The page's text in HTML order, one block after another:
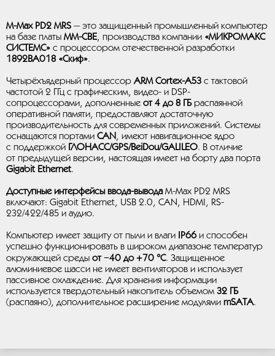
M-Max PD2 MRS — это защищенный промышленный компьютер
на базе платы MM-CBE, производства компании «МИКРОМАКС
СИСТЕМС» с процессором отечественной разработки
1892ВА018 «Скиф».
Четырёхъядерный процессорARM Cortex-A53 с тактовой
частотой 2 ГГц с графическим, видео- и DSP-
сопроцессорами, дополненные от 4 до 8 ГБраспаянной
оперативной памяти, предоставляют достаточную
производительность для современных приложений. Системы
оснащаются портами CAN , имеют навигационное ядро
с поддержкой ГЛОНАСС/GPS/BeiDou/GALILEO. В отличие
от предыдущей версии, настоящая имеет на борту два порта
Gigabit Ethernet.
Доступные интерфейсы ввода-выводаM-Max PD2 MRS
включают: Gigabit Ethernet, USB 2.0, CAN, HDMI, RS-
232/422/485 и аудио.
Компьютер имеет защиту от пыли и влаги IP66и способен
успешно функционировать в широком диапазоне температур
окружающей среды от −40 до +70 °C. Защищенное
алюминиевое шасси не имеет вентиляторов и использует
пассивное охлаждение. Для хранения информации
используется твердотельный накопитель объемом 32 ГБ
(распаяно), дополнительное расширение модулями mSATA.